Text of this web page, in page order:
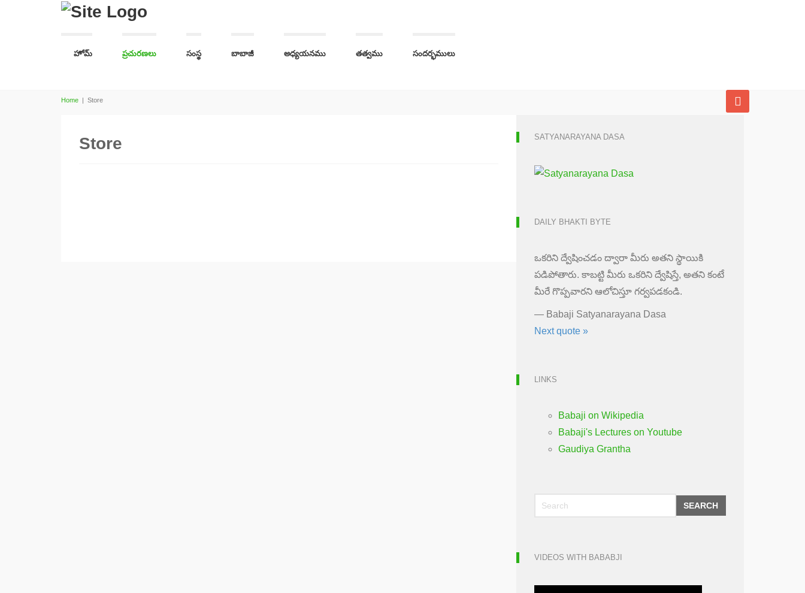
హోమ్ ప్రచురణలు సంస్థ బాబాజీ అధ్యయనము తత్వము సందర్భములు
Home | Store
Store SATYANARAYANA DASA
DAILY BHAKTI BYTE
ఒకరిని ద్వేషించడం ద్వారా మీరు అతని స్థాయికి
పడిపోతారు. కాబట్టి మీరు ఒకరిని ద్వేషిస్తే, అతని కంటే
మీరే గొప్పవారని ఆలోచిస్తూ గర్వపడకండి.
— Babaji Satyanarayana Dasa
Next quote »
LINKS
Babaji on Wikipedia
Babaji's Lectures on Youtube
Gaudiya Grantha
SEARCH
VIDEOS WITH BABABJI